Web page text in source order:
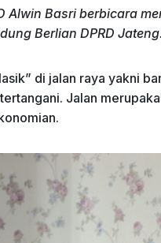
ar
e
Alwin Basri berbicara
Berlian DPRD
di jalan raya yakni
Jalan